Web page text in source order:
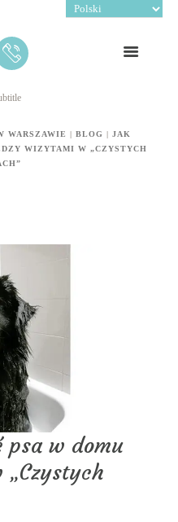
WARSZAWIE | BLOG | JAK
WIZYTAMI W „CZYSTYCH
psa w domu